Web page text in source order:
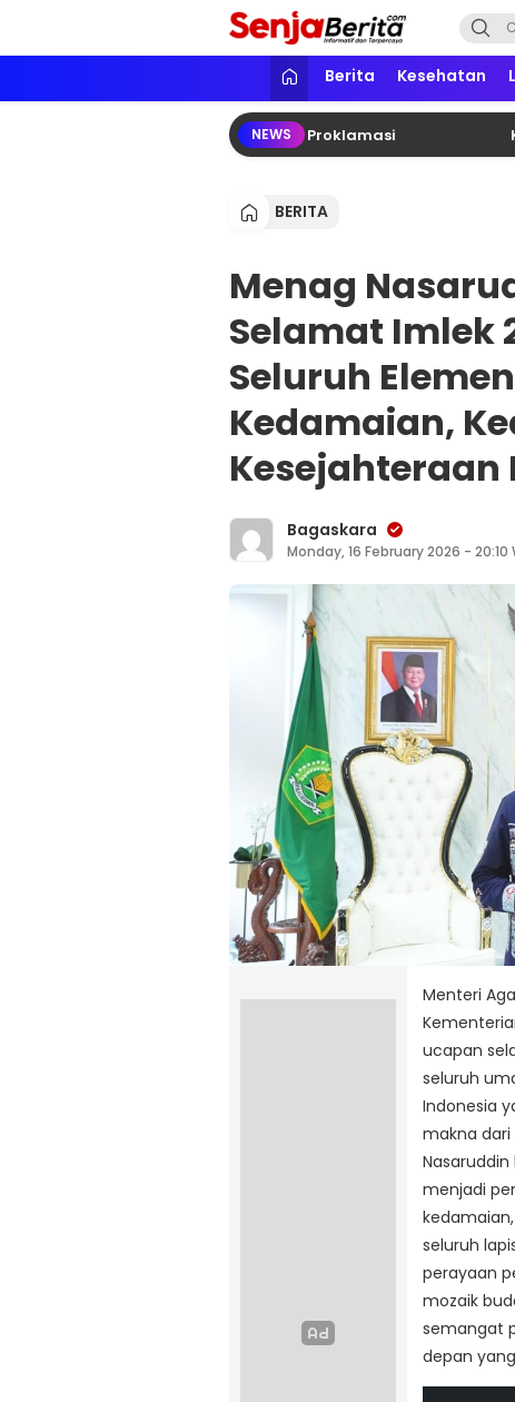
konten
Senja Berita
Portal media berita online yang
Berita Kesehatan
NEWS
Bung Karno Festival di Taman Proklamasi
BERITA
Menag
Selamat Imlek
Seluruh
Kedamaian,
Kesejahteraan
Bagaskara
Monday, 16 February 2026 - 20:10
Menteri
ucapan
seluruh
Indonesia
makna dari
menjadi
seluruh
perayaan
mozaik
semangat
depan